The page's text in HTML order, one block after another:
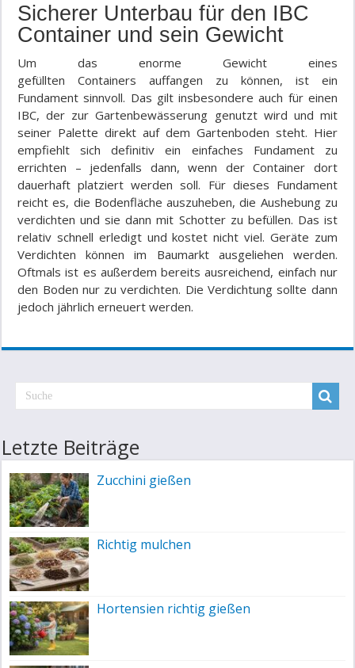
Sicherer Unterbau für den IBC
Container und sein Gewicht
Um das enorme Gewicht eines
gefülltenContainers auffangen zu können, ist ein
Fundament sinnvoll. Das gilt insbesondere auch für einen
IBC, der zur Gartenbewässerung genutzt wird und mit
seiner Palette direkt auf dem Gartenboden steht. Hier
empfiehlt sich definitiv ein einfaches Fundament zu
errichten – jedenfalls dann, wenn der Container dort
dauerhaft platziert werden soll. Für dieses Fundament
reicht es, die Bodenfläche auszuheben, die Aushebung zu
verdichten und sie dann mit Schotter zu befüllen. Das ist
relativ schnell erledigt und kostet nicht viel. Geräte zum
Verdichten können im Baumarkt ausgeliehen werden.
Oftmals ist es außerdem bereits ausreichend, einfach nur
den Boden nur zu verdichten. Die Verdichtung sollte dann
jedoch jährlich erneuert werden.
Letzte Beiträge
Zucchini gießen
Richtig mulchen
Hortensien richtig gießen